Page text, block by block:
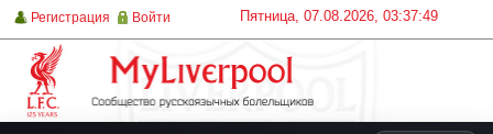
Пятница, 07.08.2026, 03:37:49
Регистрация Войти